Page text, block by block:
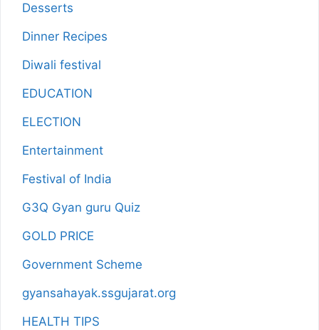
Desserts
Dinner Recipes
Diwali festival
EDUCATION
ELECTION
Entertainment
Festival of India
G3Q Gyan guru Quiz
GOLD PRICE
Government Scheme
gyansahayak.ssgujarat.org
HEALTH TIPS